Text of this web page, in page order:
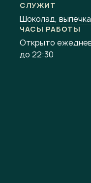
СЛУЖИТ
Шоколад,
ЧАСЫ РАБОТЫ
Открыто
до 22:30